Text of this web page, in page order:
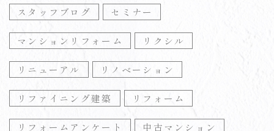
スタッフブログ セミナー
マンションリフォーム リクシル
リニューアル リノベーション
リファイニング建築 リフォーム
リフォームアンケート 中古マンション